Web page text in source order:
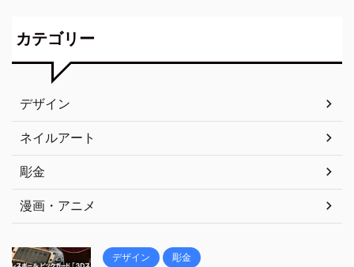
カテゴリー
デザイン
ネイルアート
彫金
漫画・アニメ
デザイン 彫金